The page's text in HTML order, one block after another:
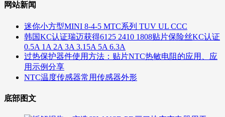
网站新闻
迷你小方型MINI 8-4-5 MTC系列 TUV UL CCC
韩国KC认证瑞迈获得6125 2410 1808贴片保险丝KC认证
0.5A 1A 2A 3A 3.15A 5A 6.3A
过热保护器件使用方法：贴片NTC热敏电阻的应用、应
用示例分享
NTC温度传感器常用传感器外形
底部图文